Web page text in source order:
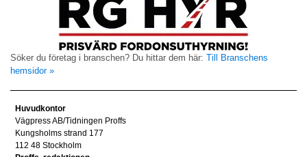
Söker du företag i branschen? Du hittar dem här: Till Branschens
hemsidor »
Huvudkontor
Vägpress AB/Tidningen Proffs
Kungsholms strand 177
112 48 Stockholm